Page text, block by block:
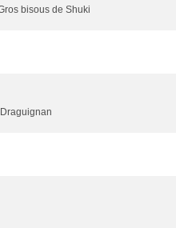
bisous de Shuki